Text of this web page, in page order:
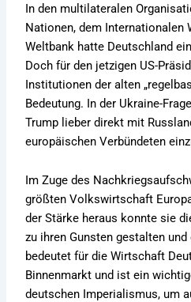
In den multilateralen
Nationen, dem Internationalen
Weltbank hatte Deutschland
Doch für den jetzigen US-
Institutionen der alten
Bedeutung. In der Ukraine-
Trump lieber direkt mit
europäischen Verbündeten
Im Zuge des
größten Volkswirtschaft
der Stärke heraus konnte sie
zu ihren Gunsten gestalten
bedeutet für die Wirtschaft
Binnenmarkt und ist ein
deutschen Imperialismus, um